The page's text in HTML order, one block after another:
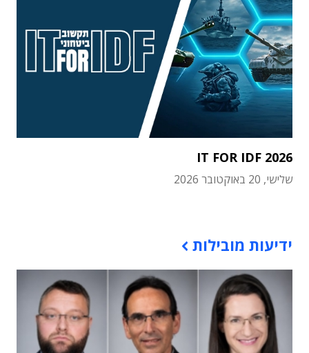
IT FOR IDF 2026
שלישי, 20 באוקטובר 2026
ידיעות מובילות